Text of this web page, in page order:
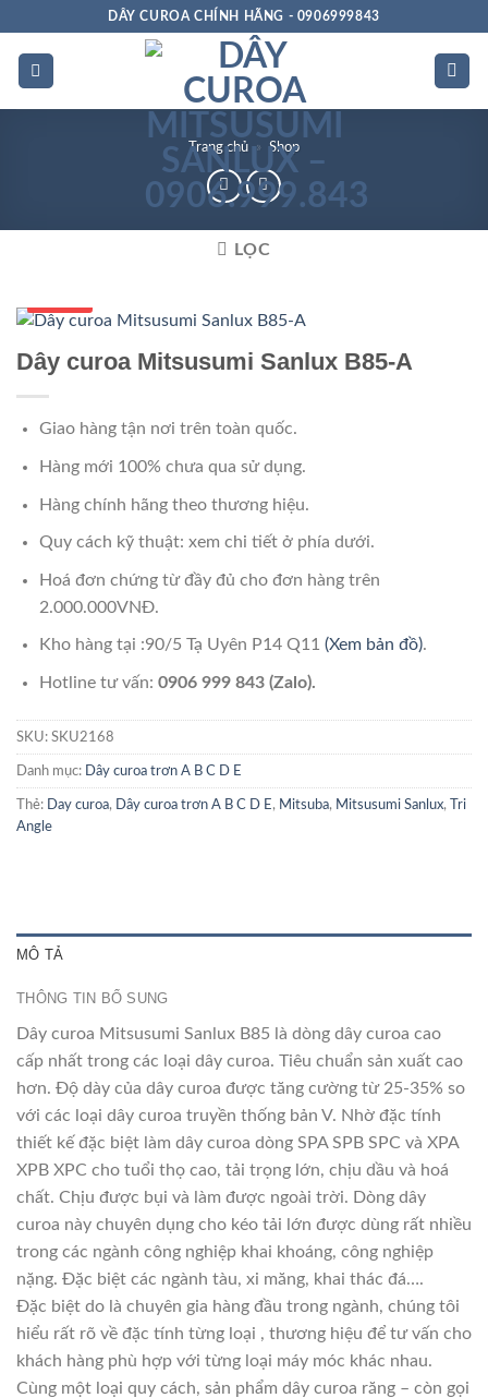
dung
DÂY CUROA CHÍNH HÃNG - 0906999843
Trang chủ » Shop
LỌC
Dây curoa Mitsusumi Sanlux B85-A
Giao hàng tận nơi trên toàn quốc.
Hàng mới 100% chưa qua sử dụng.
Hàng chính hãng theo thương hiệu.
Quy cách kỹ thuật: xem chi tiết ở phía dưới.
Hoá đơn chứng từ đầy đủ cho đơn hàng trên
2.000.000VNĐ.
Kho hàng tại :90/5 Tạ Uyên P14 Q11 (Xem bản đồ).
Hotline tư vấn: 0906 999 843 (Zalo).
SKU: SKU2168
Danh mục: Dây curoa trơn A B C D E
Thẻ: Day curoa, Dây curoa trơn A B C D E , Mitsuba, Mitsusumi Sanlux,
Tri
Angle
MÔ TẢ
THÔNG TIN BỔ SUNG
Dây curoa Mitsusumi Sanlux B85 là dòng dây curoa cao
cấp nhất trong các loại dây curoa. Tiêu chuẩn sản xuất cao
hơn. Độ dày của dây curoa được tăng cường từ 25-35% so
với các loại dây curoa truyền thống bản V. Nhờ đặc tính
thiết kế đặc biệt làm dây curoa dòng SPA SPB SPC và XPA
XPB XPC cho tuổi thọ cao, tải trọng lớn, chịu dầu và hoá
chất. Chịu được bụi và làm được ngoài trời. Dòng dây
curoa này chuyên dụng cho kéo tải lớn được dùng rất nhiều
trong các ngành công nghiệp khai khoáng, công nghiệp
nặng. Đặc biệt các ngành tàu, xi măng, khai thác đá….
Đặc biệt do là chuyên gia hàng đầu trong ngành, chúng tôi
hiểu rất rõ về đặc tính từng loại , thương hiệu để tư vấn cho
khách hàng phù hợp với từng loại máy móc khác nhau.
Cùng một loại quy cách, sản phẩm dây curoa răng – còn gọi